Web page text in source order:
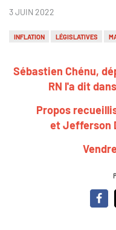
3 JUIN 2022
INFLATION LÉGISLATIVES
Sébastien Chénu,
RN l'a dit
Propos
et Jefferson